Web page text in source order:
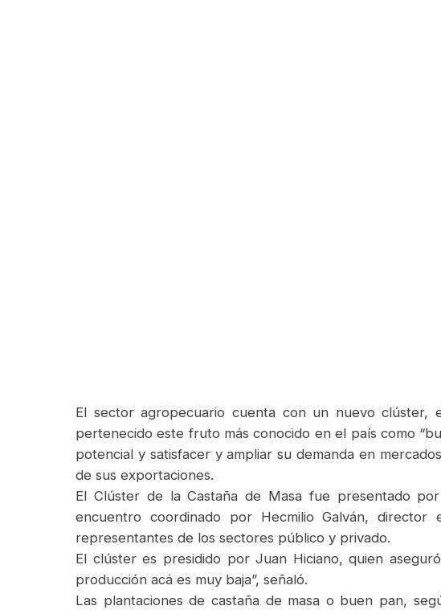
El sector agropecuario cuenta con un nuevo
pertenecido este fruto más conocido en el país como
potencial y satisfacer y ampliar su demanda en
de sus exportaciones.
El Clúster de la Castaña de Masa fue presentado
encuentro coordinado por Hecmilio Galván,
representantes de los sectores público y privado.
El clúster es presidido por Juan Hiciano, quien
producción acá es muy baja”, señaló.
Las plantaciones de castaña de masa o buen pan,